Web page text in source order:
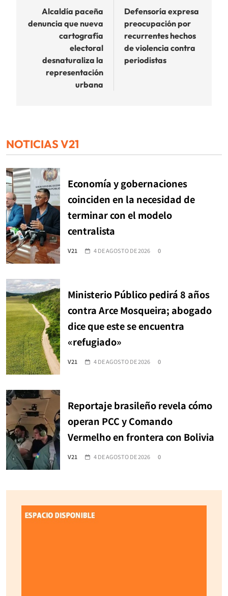
entradas
Alcaldía paceña
denuncia que nueva
cartografía
electoral
desnaturaliza la
representación
urbana
Defensoría expresa
preocupación por
recurrentes hechos
de violencia contra
periodistas
NOTICIAS V21
Economía y gobernaciones
coinciden en la necesidad de
terminar con el modelo
centralista
V21 4 DE AGOSTO DE 2026 0
Ministerio Público pedirá 8 años
contra Arce Mosqueira; abogado
dice que este se encuentra
«refugiado»
V21 4 DE AGOSTO DE 2026 0
Reportaje brasileño revela cómo
operan PCC y Comando
Vermelho en frontera con Bolivia
V21 4 DE AGOSTO DE 2026 0